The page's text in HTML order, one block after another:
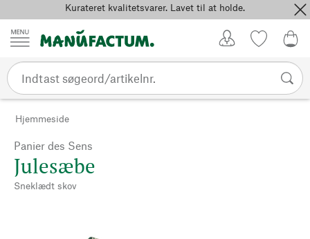
Spring til indholdKurateret kvalitetsvarer. Lavet til at holde.
Hjemmeside
Panier des Sens
Julesæbe
Sneklædt skov